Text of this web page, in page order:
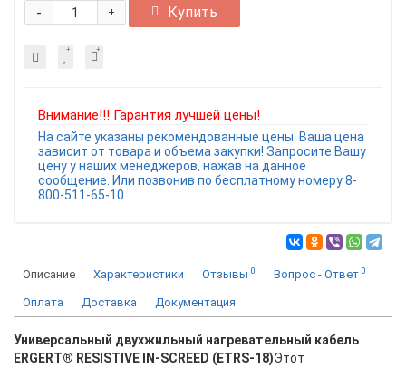
+
- Купить
Внимание!!! Гарантия лучшей цены!
На сайте указаны рекомендованные цены. Ваша цена
зависит от товара и объема закупки! Запросите Вашу
цену у наших менеджеров, нажав на данное
сообщение. Или позвонив по бесплатному номеру 8-
800-511-65-10
Описание Характеристики Отзывы 0 Вопрос - Ответ 0
Оплата Доставка Документация
Универсальный двухжильный нагревательный кабель
ERGERT® RESISTIVE IN-SCREED (ETRS-18)Этот